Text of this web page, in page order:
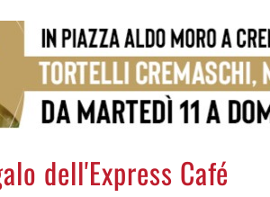
dell'Express Café